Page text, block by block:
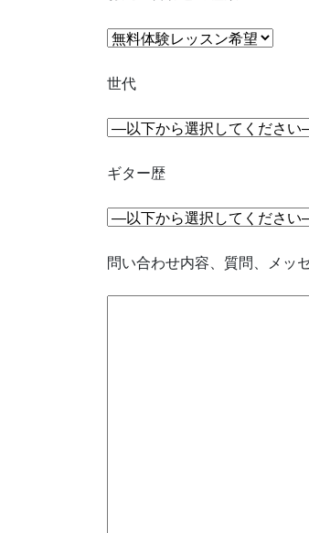
世代
ギター歴
問い合わせ内容、質問、メッ